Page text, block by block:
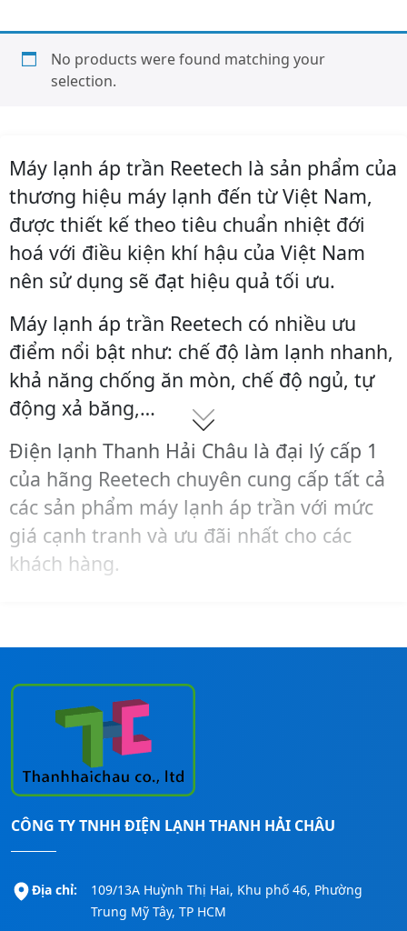
No products were found matching your
selection.
Máy lạnh áp trần Reetech là sản phẩm của
thương hiệu máy lạnh đến từ Việt Nam,
được thiết kế theo tiêu chuẩn nhiệt đới
hoá với điều kiện khí hậu của Việt Nam
nên sử dụng sẽ đạt hiệu quả tối ưu.
Máy lạnh áp trần Reetech có nhiều ưu
điểm nổi bật như: chế độ làm lạnh nhanh,
khả năng chống ăn mòn, chế độ ngủ, tự
động xả băng,…
Điện lạnh Thanh Hải Châu là đại lý cấp 1
của hãng Reetech chuyên cung cấp tất cả
các sản phẩm máy lạnh áp trần với mức
giá cạnh tranh và ưu đãi nhất cho các
khách hàng.
trình nhanh nhất!
CÔNG TY TNHH ĐIỆN LẠNH THANH HẢI CHÂU
Địa chỉ:
109/13A Huỳnh Thị Hai, Khu phố 46, Phường
Trung Mỹ Tây, TP HCM